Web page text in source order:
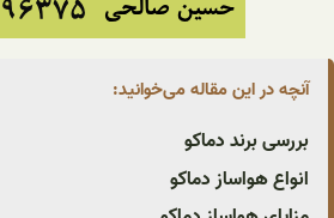
آنچه در این مقاله می‌خوانید:
بررسی برند دماکو
انواع هواساز دماکو